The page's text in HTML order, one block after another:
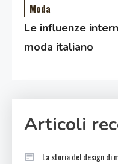
Moda
Le influenze
moda italiano
Articoli
La storia del design di